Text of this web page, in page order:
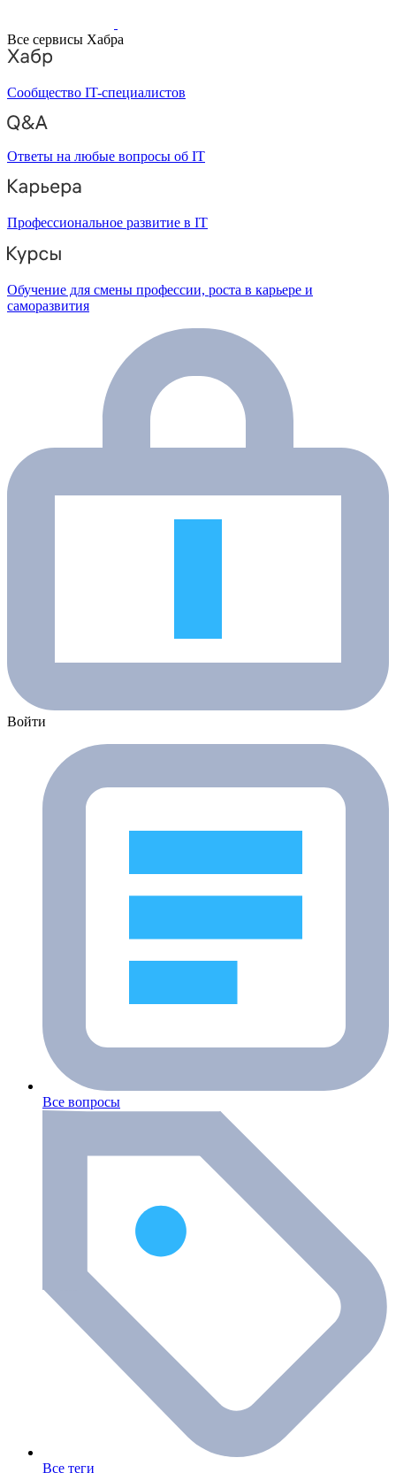
Все сервисы Хабра
Сообщество IT-специалистов
Ответы на любые вопросы об IT
Профессиональное развитие в IT
Обучение для смены профессии, роста в карьере и
саморазвития
Войти
Все вопросы
Все теги